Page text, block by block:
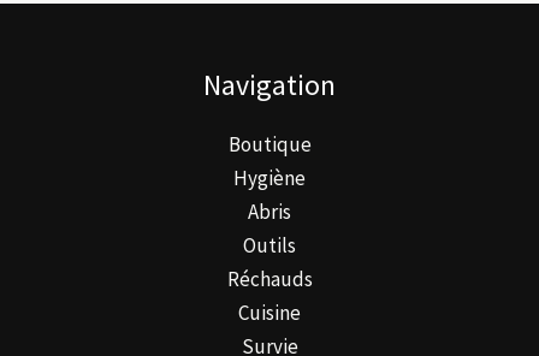
Navigation
Boutique
Hygiène
Abris
Outils
Réchauds
Cuisine
Survie